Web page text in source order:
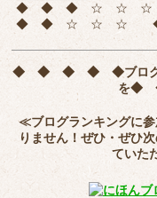
◆ ◆ ◆ ☆ ☆
◆ ◆ ☆ ☆ ☆
◆ ◆ ◆ ◆ ◆ブロ
を◆
≪ブログランキングに
りません！ぜひ・ぜひ
ていた